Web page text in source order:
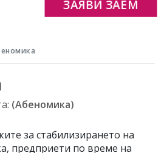
ЗАЯВИ ЗАЕМ
(Абеномика)
за стабилизирането на
предприети по време на